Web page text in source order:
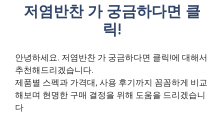
저염반찬 가 궁금하다면 클
릭!
안녕하세요. 저염반찬 가 궁금하다면 클릭!에 대해서
추천해드리겠습니다.
제품별 스펙과 가격대, 사용 후기까지 꼼꼼하게 비교
해보며 현명한 구매 결정을 위해 도움을 드리겠습니
다